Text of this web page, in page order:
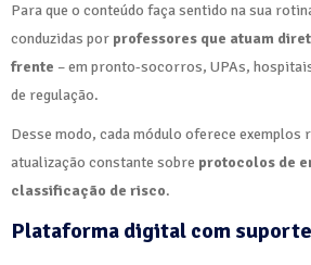
Para que o conteúdo faça sentido na sua
conduzidas por professores que atuam
frente – em pronto-socorros, UPAs,
de regulação.
Desse modo, cada módulo oferece exemplos
atualização constante sobre protocolos de
classificação de risco.
Plataforma digital com